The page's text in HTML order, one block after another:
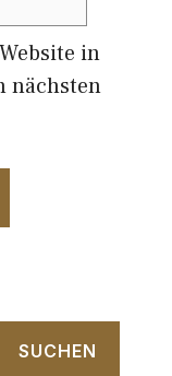
in
nächsten
SUCHEN